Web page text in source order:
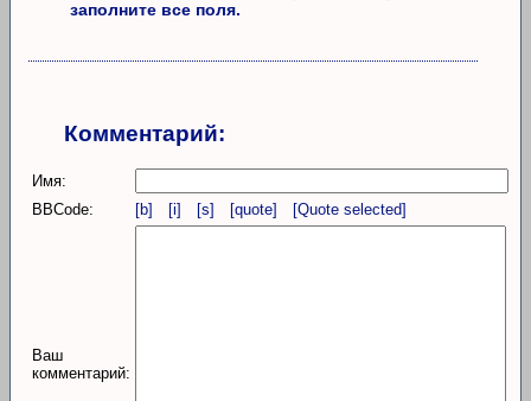
заполните все поля.
Комментарий:
Имя:
BBCode:
[b] [i] [s] [quote] [Quote selected]
Ваш
комментарий: